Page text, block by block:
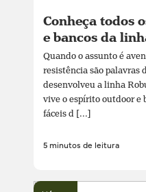
Conheça todos
e bancos da
Quando o assunto é
resistência são palavras
desenvolveu a linha
vive o espírito outdoor e
fáceis d [...]
5 minutos de leitura